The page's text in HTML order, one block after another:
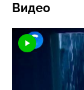
Видео